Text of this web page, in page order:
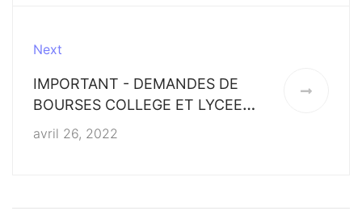
Next
IMPORTANT - DEMANDES DE
BOURSES COLLEGE ET LYCEE
ANNEE 2022-2023
avril 26, 2022